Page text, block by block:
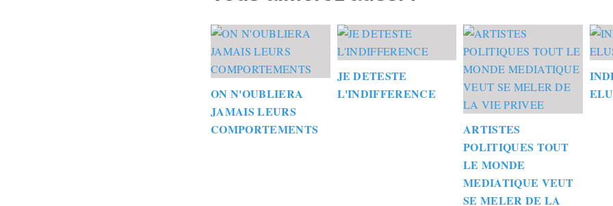
ON N'OUBLIERA
JAMAIS LEURS
COMPORTEMENTS
JE DETESTE
L'INDIFFERENCE
ARTISTES
POLITIQUES TOUT
LE MONDE
MEDIATIQUE VEUT
SE MELER DE LA